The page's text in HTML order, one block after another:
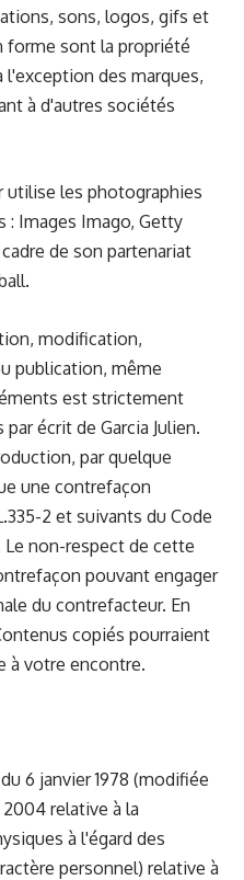
sons, logos, gifs et
forme sont la propriété
l'exception des marques,
à d'autres sociétés
utilise les photographies
: Images Imago, Getty
de son partenariat
.
modification,
publication, même
est strictement
écrit de Garcia Julien.
par quelque
une contrefaçon
2 et suivants du Code
non-respect de cette
pouvant engager
du contrefacteur. En
copiés pourraient
à votre encontre.
6 janvier 1978 (modifiée
relative à la
à l'égard des
personnel) relative à